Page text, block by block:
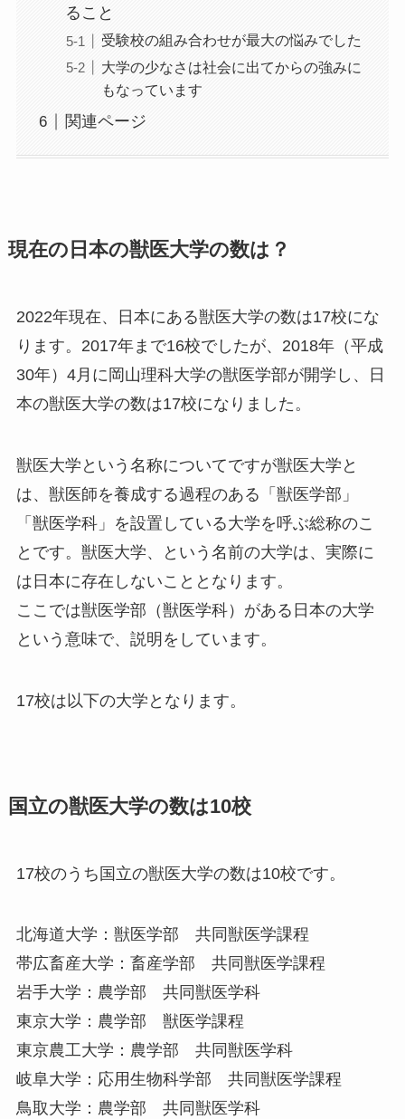
ること
受験校の組み合わせが最大の悩みでした
大学の少なさは社会に出てからの強みに
もなっています
関連ページ
現在の日本の獣医大学の数は？
2022年現在、日本にある獣医大学の数は17校にな
ります。2017年まで16校でしたが、2018年（平成
30年）4月に岡山理科大学の獣医学部が開学し、日
本の獣医大学の数は17校になりました。
獣医大学という名称についてですが獣医大学と
は、獣医師を養成する過程のある「獣医学部」
「獣医学科」を設置している大学を呼ぶ総称のこ
とです。獣医大学、という名前の大学は、実際に
は日本に存在しないこととなります。
ここでは獣医学部（獣医学科）がある日本の大学
という意味で、説明をしています。
17校は以下の大学となります。
国立の獣医大学の数は10校
17校のうち国立の獣医大学の数は10校です。
北海道大学：獣医学部 共同獣医学課程
帯広畜産大学：畜産学部 共同獣医学課程
岩手大学：農学部 共同獣医学科
東京大学：農学部 獣医学課程
東京農工大学：農学部 共同獣医学科
岐阜大学：応用生物科学部 共同獣医学課程
鳥取大学：農学部 共同獣医学科